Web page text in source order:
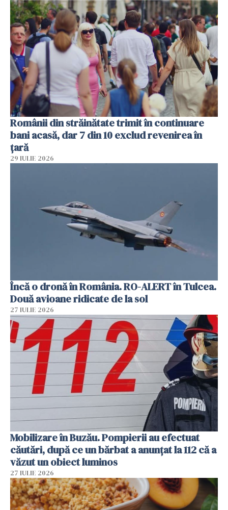
Românii din străinătate trimit în continuare
bani acasă, dar 7 din 10 exclud revenirea în
țară
29 IULIE 2026
Încă o dronă în România. RO-ALERT în Tulcea.
Două avioane ridicate de la sol
27 IULIE 2026
Mobilizare în Buzău. Pompierii au efectuat
căutări, după ce un bărbat a anunțat la 112 că a
văzut un obiect luminos
27 IULIE 2026